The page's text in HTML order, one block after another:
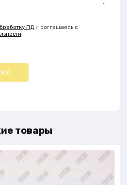
ПД и соглашаюсь с
товары